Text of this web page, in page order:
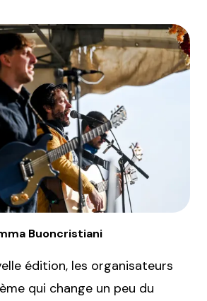
Buoncristiani
édition, les organisateurs
qui change un peu du